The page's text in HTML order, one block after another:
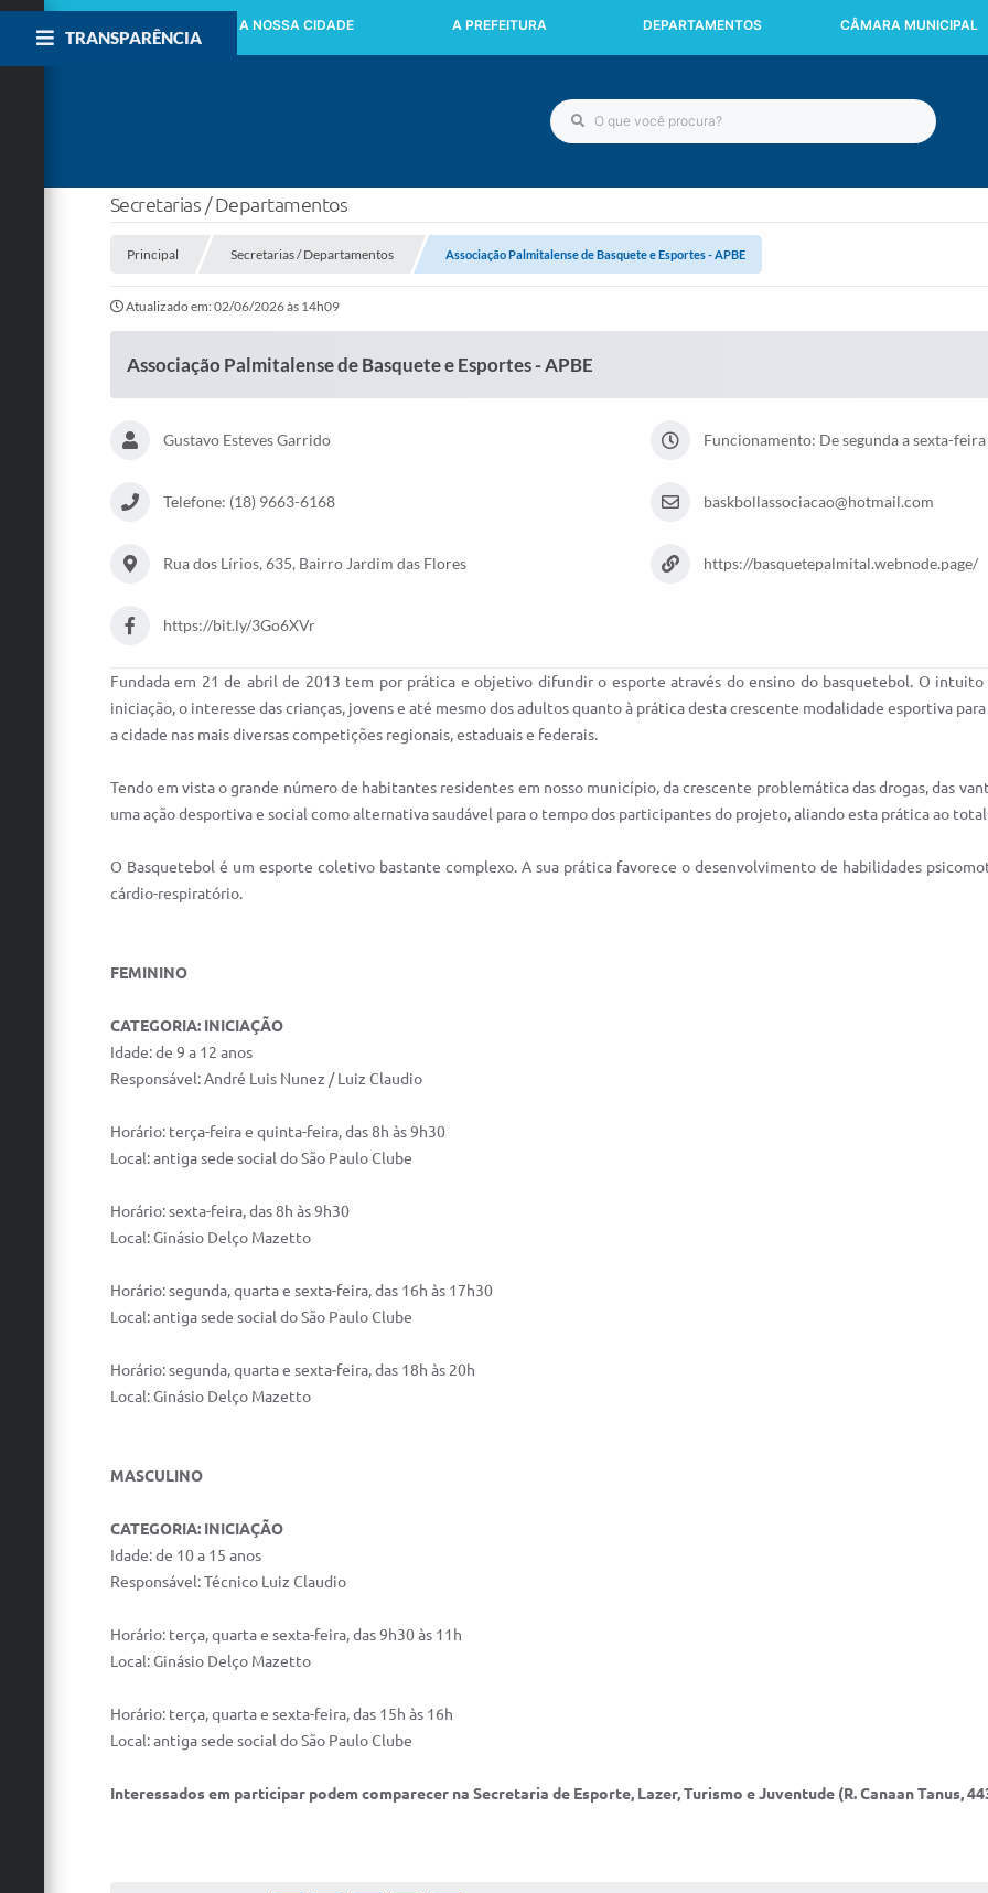
INICIO A NOSSA CIDADE A PREFEITURA DEPARTAMENTOS CÂMARA MUNICIPAL
TRANSPARÊNCIA
Secretarias / Departamentos
Principal Secretarias / Departamentos Associação Palmitalense de Basquete e Esportes - APBE
Atualizado em: 02/06/2026 às 14h09
Associação Palmitalense de Basquete e Esportes - APBE
Gustavo Esteves Garrido Funcionamento: De segunda a sexta-feira
Telefone: (18) 9663-6168 baskbollassociacao@hotmail.com
Rua dos Lírios, 635, Bairro Jardim das Flores https://basquetepalmital.webnode.page/
https://bit.ly/3Go6XVr
Fundada em 21 de abril de 2013 tem por prática e objetivo difundir o esporte através do ensino do basquetebol. O intuito
iniciação, o interesse das crianças, jovens e até mesmo dos adultos quanto à prática desta crescente modalidade esportiva
a cidade nas mais diversas competições regionais, estaduais e federais.
Tendo em vista o grande número de habitantes residentes em nosso município, da crescente problemática das drogas, das
uma ação desportiva e social como alternativa saudável para o tempo dos participantes do projeto, aliando esta prática ao
O Basquetebol é um esporte coletivo bastante complexo. A sua prática favorece o desenvolvimento de habilidades
cárdio-respiratório.
FEMININO
CATEGORIA: INICIAÇÃO
Idade: de 9 a 12 anos
Responsável: André Luis Nunez / Luiz Claudio
Horário: terça-feira e quinta-feira, das 8h às 9h30
Local: antiga sede social do São Paulo Clube
Horário: sexta-feira, das 8h às 9h30
Local: Ginásio Delço Mazetto
Horário: segunda, quarta e sexta-feira, das 16h às 17h30
Local: antiga sede social do São Paulo Clube
Horário: segunda, quarta e sexta-feira, das 18h às 20h
Local: Ginásio Delço Mazetto
MASCULINO
CATEGORIA: INICIAÇÃO
Idade: de 10 a 15 anos
Responsável: Técnico Luiz Claudio
Horário: terça, quarta e sexta-feira, das 9h30 às 11h
Local: Ginásio Delço Mazetto
Horário: terça, quarta e sexta-feira, das 15h às 16h
Local: antiga sede social do São Paulo Clube
Interessados em participar podem comparecer na Secretaria de Esporte, Lazer, Turismo e Juventude (R. Canaan Tanus,